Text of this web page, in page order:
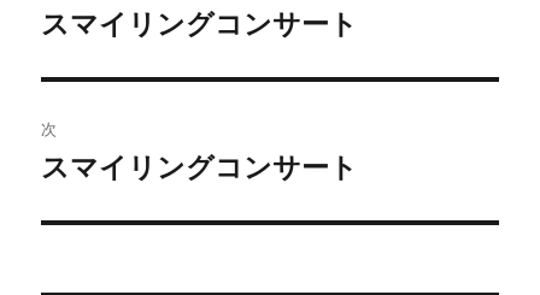
稿
ビ
ゲ
ー
過
の
投
稿:
スマイリングコンサート
次
次
投
スマイリングコンサート